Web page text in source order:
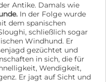
Antike. Damals wie
In der Folge wurde
dem spanischen
schließlich sogar
Windhund. Er
gezüchtet und
in sich, die für
Wendigkeit,
Er jagt auf Sicht und